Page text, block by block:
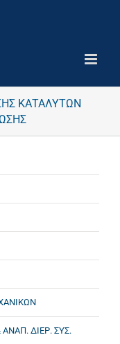
ΚΑΤΑΛΥΤΩΝ
ΔΙΕΡ. ΣΥΣ.